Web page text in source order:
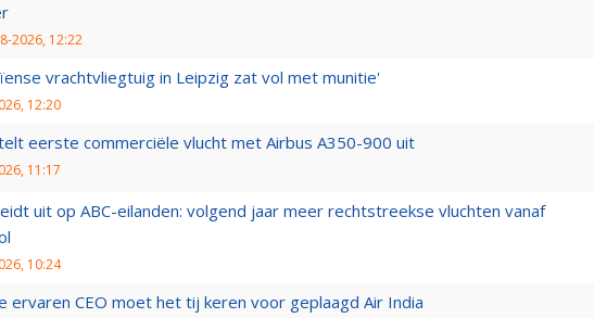
2026, 12:22
vrachtvliegtuig in Leipzig zat vol met munitie'
12:20
eerste commerciële vlucht met Airbus A350-900 uit
11:17
uit op ABC-eilanden: volgend jaar meer rechtstreekse vluchten vanaf
10:24
ervaren CEO moet het tij keren voor geplaagd Air India